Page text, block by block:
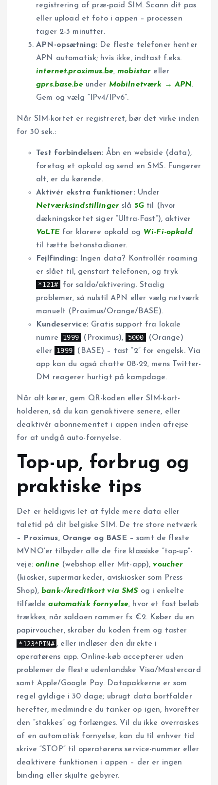
registrering af præ-paid SIM. Scann dit pas
eller upload et foto i appen – processen
tager 2-3 minutter.
APN-opsætning: De fleste telefoner henter
APN automatisk; hvis ikke, indtast f.eks.
internet.proximus.be,mobistar eller
gprs.base.beunder Mobilnetværk → APN.
Gem og vælg “IPv4/IPv6”.
Når SIM-kortet er registreret, bør det virke inden
for 30 sek.:
Test forbindelsen: Åbn en webside (data),
foretag et opkald og send en SMS. Fungerer
alt, er du kørende.
Aktivér ekstra funktioner: Under
Netværksindstillinger slå 5G til (hvor
dækningskortet siger “Ultra-Fast”), aktiver
VoLTEfor klarere opkald og Wi-Fi-opkald
til tætte betonstadioner.
Fejlfinding: Ingen data? Kontrollér roaming
er slået til, genstart telefonen, og tryk
*121#
for saldo/aktivering. Stadig
problemer, så nulstil APN eller vælg netværk
manuelt (Proximus/Orange/BASE).
Kundeservice: Gratis support fra lokale
numre
1999 (Proximus), 5000
(Orange)
eller
1999
(BASE) – tast “2” for engelsk. Via
app kan du også chatte 08-22, mens Twitter-
DM reagerer hurtigt på kampdage.
Når alt kører, gem QR-koden eller SIM-kort-
holderen, så du kan genaktivere senere, eller
deaktivér abonnementet i appen inden afrejse
for at undgå auto-fornyelse.
Top-up, forbrug og
praktiske tips
Det er heldigvis let at fylde mere data eller
taletid på dit belgiske SIM. De tre store netværk
– Proximus, Orange og BASE – samt de fleste
MVNO’er tilbyder alle de fire klassiske “top-up”-
veje: online(webshop eller Mit-app),voucher
(kiosker, supermarkeder, aviskiosker som Press
Shop),bank-/kreditkort via SMSog i enkelte
tilfældeautomatisk fornyelse, hvor et fast beløb
trækkes, når saldoen rammer fx €2. Køber du en
papirvoucher, skraber du koden frem og taster
*123*PIN# , eller indløser den direkte i
operatørens app. Online-køb accepterer uden
problemer de fleste udenlandske Visa/Mastercard
samt Apple/Google Pay. Datapakkerne er som
regel gyldige i 30 dage; ubrugt data bortfalder
herefter, medmindre du tanker op igen, hvorefter
den “stakkes” og forlænges. Vil du ikke overraskes
af en automatisk fornyelse, kan du til enhver tid
skrive “STOP” til operatørens service-nummer eller
deaktivere funktionen i appen – der er ingen
binding eller skjulte gebyrer.